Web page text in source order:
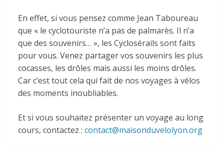
En effet, si vous pensez comme Jean Taboureau
que « le cyclotouriste n’a pas de palmarès. Il n’a
que des souvenirs… », les Cyclosérails sont faits
pour vous. Venez partager vos souvenirs les plus
cocasses, les drôles mais aussi les moins drôles.
Car c’est tout cela qui fait de nos voyages à vélos
des moments inoubliables.
Et si vous souhaitez présenter un voyage au long
cours, contactez : contact@maisonduvelolyon.org